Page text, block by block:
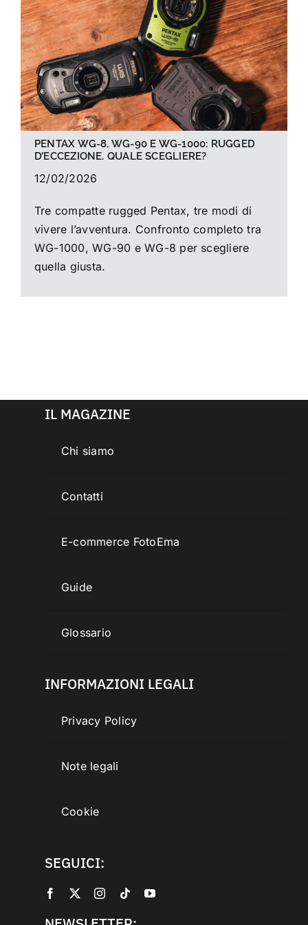
La foto del mese
Guide
Cerca
per:
PENTAX WG-8, WG-90 E WG-1000: RUGGED
D’ECCEZIONE. QUALE SCEGLIERE?
12/02/2026
Tre compatte rugged Pentax, tre modi di
vivere l’avventura. Confronto completo tra
WG-1000, WG-90 e WG-8 per scegliere
quella giusta.
IL MAGAZINE
Chi siamo
Contatti
E-commerce FotoEma
Guide
Glossario
INFORMAZIONI LEGALI
Privacy Policy
Note legali
Cookie
SEGUICI: